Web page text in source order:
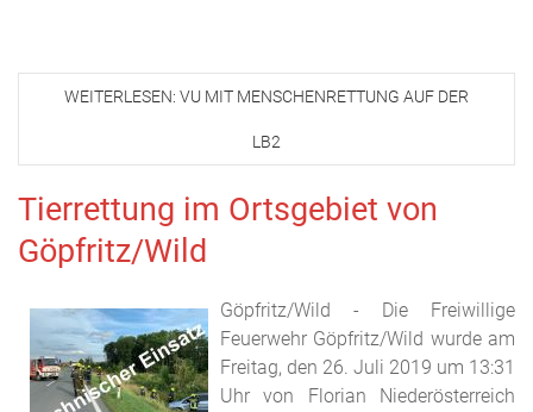
WEITERLESEN: VU MIT MENSCHENRETTUNG AUF DER
LB2
Tierrettung im Ortsgebiet von
Göpfritz/Wild
Göpfritz/Wild - Die Freiwillige
Feuerwehr Göpfritz/Wild wurde am
Freitag, den 26. Juli 2019 um 13:31
Uhr von Florian Niederösterreich